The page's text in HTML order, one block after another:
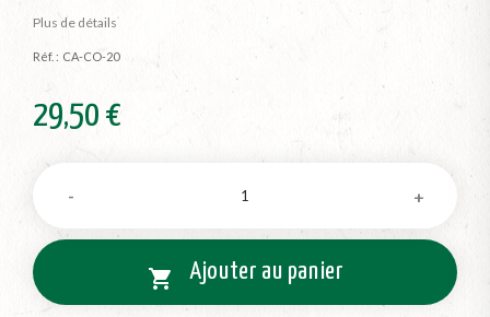
Plus de détails
Réf. : CA-CO-20
29,50 €
 Ajouter au panier